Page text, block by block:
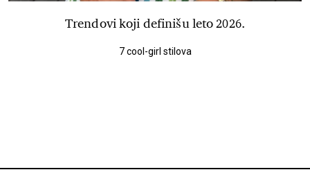
Trendovi koji definišu leto 2026.
7 cool-girl stilova